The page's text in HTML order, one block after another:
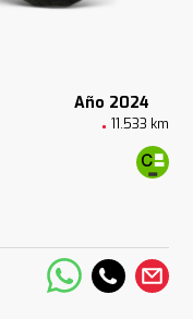
Año 2024
11.533 km